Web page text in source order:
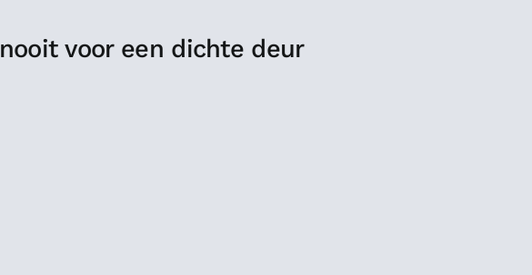
nooit voor een dichte deur